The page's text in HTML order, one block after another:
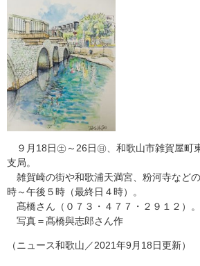
９月18日㊏～26日㊐、和歌山市雑賀屋町
支局。
雑賀崎の街や和歌浦天満宮、粉河寺など
時～午後５時（最終日４時）。
髙橋さん（０７３・４７７・２９１２）。
写真＝髙橋與志郎さん作
（ニュース和歌山／2021年9月18日更新）